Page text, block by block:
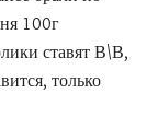
100г
ставят В\В,
только